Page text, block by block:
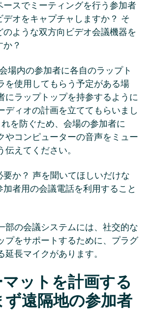
ースでミーティングを行う参加者
デオをキャプチャしますか？ そ
のような双方向ビデオ会議機器を
？
場内の参加者に各自のラップト
を使用してもらう予定がある場
にラップトップを持参するように
ディオの計画を立ててもらいまし
れを防ぐため、会場の参加者に
やコンピューターの音声をミュー
伝えてください。
要か？ 声を聞いてほしいだけな
加者用の会議電話を利用すること
部の会議システムには、社交的な
プをサポートするために、プラグ
延長マイクがあります。
ットを計画する
ず遠隔地の参加者